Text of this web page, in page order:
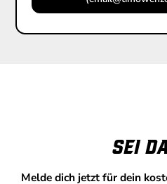
Sei
Melde dich jetzt für dein